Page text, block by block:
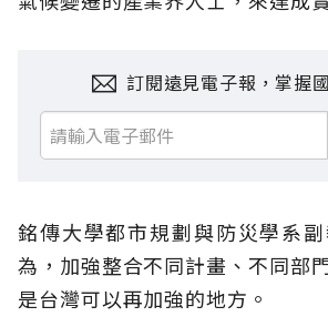
訂閱遠見電子報，掌握
銘傳大學都市規劃與防災學系
為，加強整合不同計畫、不同部
是台灣可以再加強的地方。